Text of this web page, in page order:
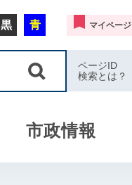
黒 青 マイページ
ページID
検索とは？
市政情報